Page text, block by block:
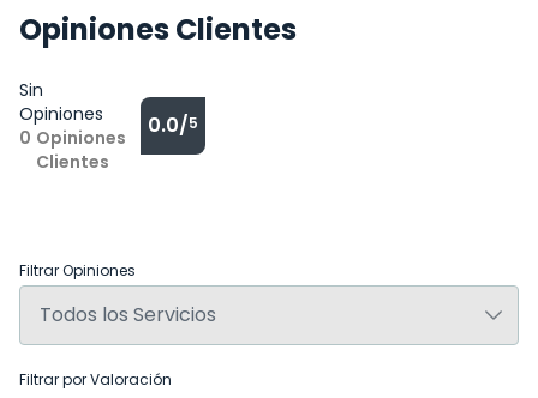
Opiniones Clientes
Sin
Opiniones
0 Opiniones
Clientes
0.0/5
Filtrar Opiniones
Filtrar por Valoración